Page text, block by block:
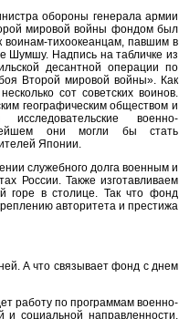
обороны генерала армии
мировой войны фондом был
воинам-тихоокеанцам, павшим в
Шумшу. Надпись на табличке из
десантной операции по
Второй мировой войны». Как
сот советских воинов.
географическим обществом и
военно-
они могли бы стать
Японии.
служебного долга военным и
России. Также изготавливаем
горе в столице. Так что фонд
авторитета и престижа
А что связывает фонд с днем
работу по программам военно-
и социальной направленности.